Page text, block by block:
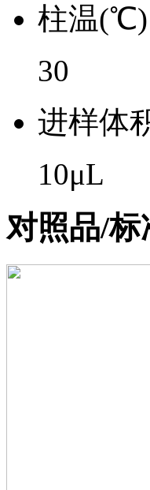
柱温(℃)
30
进样体
10μL
对照品/标